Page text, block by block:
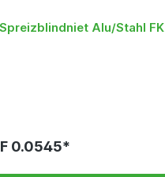
Alu/Stahl FK
0.0545*